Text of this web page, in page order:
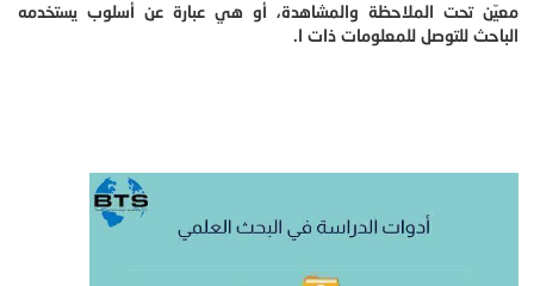
معيّن تحت الملاحظة والمشاهدة، أو هي عبارة عن أسلوب يستخدمه
الباحث للتوصل للمعلومات ذات ا.